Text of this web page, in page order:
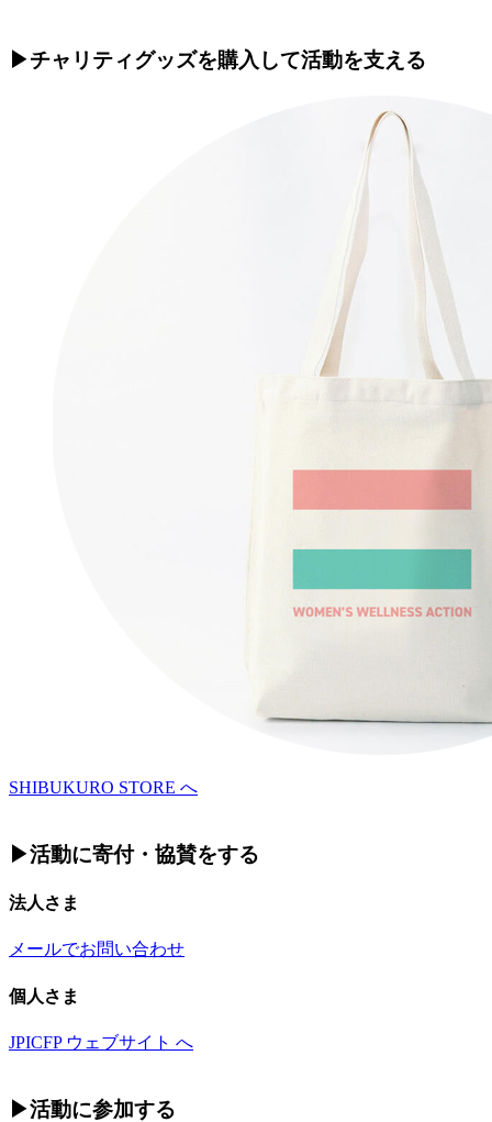
▶︎チャリティグッズを購入して活動を支える
SHIBUKURO STORE へ
▶︎活動に寄付・協賛をする
法人さま
メールでお問い合わせ
個人さま
JPICFP ウェブサイト へ
▶︎活動に参加する